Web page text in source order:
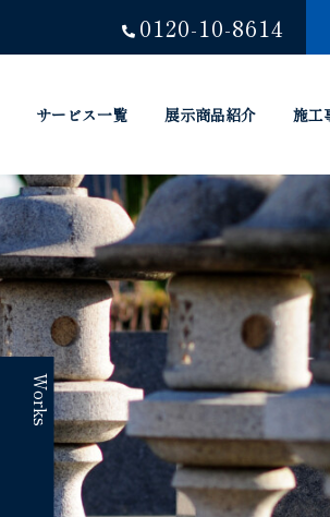
0120-10-8614
サービス一覧 展示商品紹介 施工
Works